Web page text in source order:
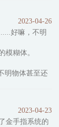
2023-04-26
好嘛，不明
模糊体。
明物体甚至还
，世界那么大
咸鱼，那是小
2023-04-23
金手指系统的